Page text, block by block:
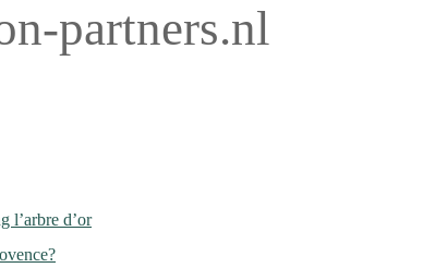
partners.nl
l’arbre d’or